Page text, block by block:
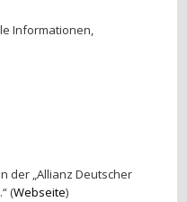
Informationen,
der „Allianz Deutscher
(Webseite)